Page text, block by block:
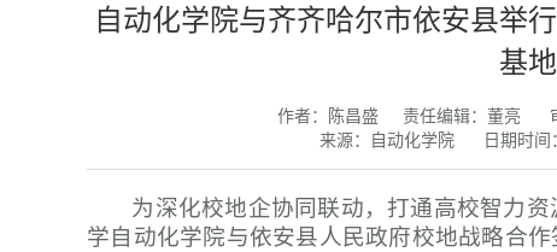
自动化学院与齐齐哈尔市依安县举
基
作者：陈昌盛 责任编辑：董亮
来源：自动化学院
日期时间
为深化校地企协同联动，打通高校智力
学自动化学院与依安县人民政府校地战略合